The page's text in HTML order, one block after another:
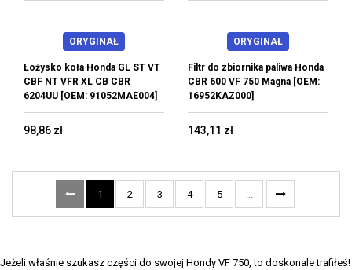
ORYGINAŁ
Łożysko koła Honda GL ST VT
CBF NT VFR XL CB CBR
6204UU [OEM: 91052MAE004]
98,86 zł
ORYGINAŁ
Filtr do zbiornika paliwa Honda
CBR 600 VF 750 Magna [OEM:
16952KAZ000]
143,11 zł
1 2 3 4 5 ...
Jeżeli właśnie szukasz części do swojej Hondy VF 750, to doskonale trafiłeś!